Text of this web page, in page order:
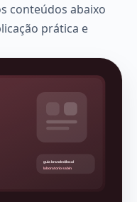
conteúdos abaixo
prática e